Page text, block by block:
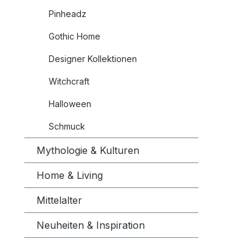
Pinheadz
Gothic Home
Designer Kollektionen
Witchcraft
Halloween
Schmuck
Mythologie & Kulturen
Home & Living
Mittelalter
Neuheiten & Inspiration